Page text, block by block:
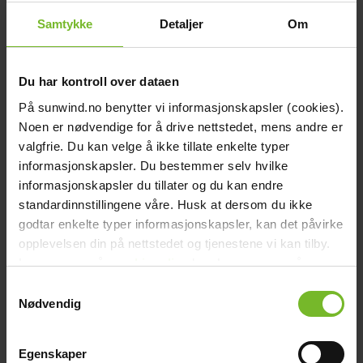
Samtykke Detaljer Om
Du har kontroll over dataen
På sunwind.no benytter vi informasjonskapsler (cookies).
Noen er nødvendige for å drive nettstedet, mens andre er
valgfrie. Du kan velge å ikke tillate enkelte typer
informasjonskapsler. Du bestemmer selv hvilke
informasjonskapsler du tillater og du kan endre
standardinnstillingene våre. Husk at dersom du ikke
godtar enkelte typer informasjonskapsler, kan det påvirke
opplevelsen din på nettstedet og tjenestene vi kan tilby.
Les mer om vårcookiepolicyher. Les mer om våre
Nødvendig
Egenskaper
Kompostbehållare chevron_right
Toalett tillbehör
Gasolgrill chevron_right
Kolgrill
Grilltillbehör chevron_right
Bålpanna & Utespis chevron_right
Tillbehör till bålpanna chevron_right
Terrassvärmare chevron_right
Pizzaugn chevron_right
Krispaket chevron_right
Reservdelar - Värme
Reservdelar - Toalett